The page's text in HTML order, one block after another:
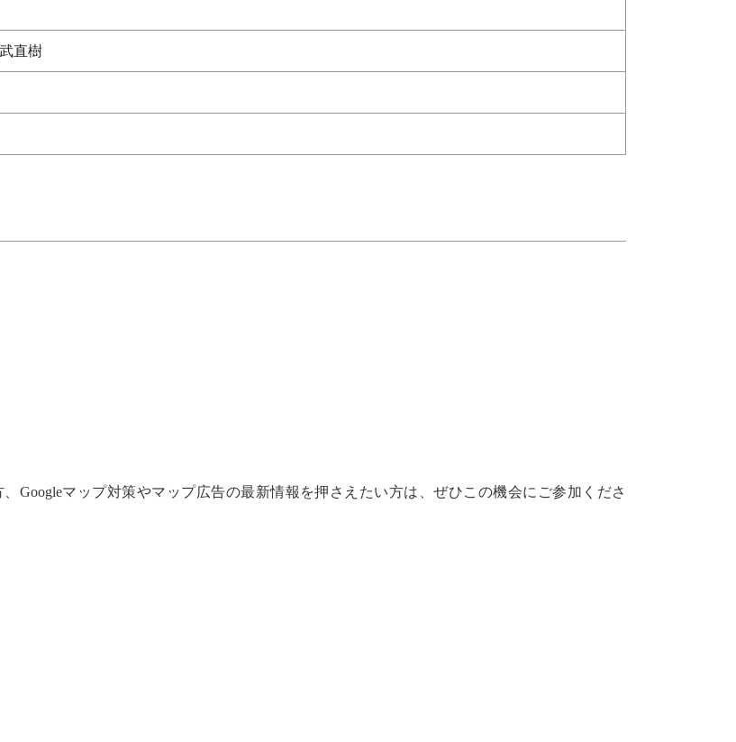
直樹
Googleマップ対策やマップ広告の最新情報を押さえたい方は、ぜひこの機会にご参加くださ